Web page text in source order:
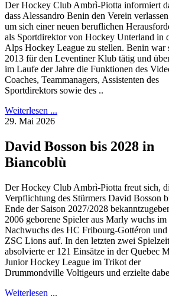
Der Hockey Club Ambrì-Piotta informiert
dass Alessandro Benin den Verein
um sich einer neuen beruflichen
als Sportdirektor von Hockey Unterland in
Alps Hockey League zu stellen. Benin war
2013 für den Leventiner Klub tätig und
im Laufe der Jahre die Funktionen des
Coaches, Teammanagers, Assistenten des
Sportdirektors sowie des ..
Weiterlesen ...
29. Mai 2026
David Bosson bis 2028 in
Biancoblù
Der Hockey Club Ambrì-Piotta freut sich,
Verpflichtung des Stürmers David Bosson
Ende der Saison 2027/2028
2006 geborene Spieler aus Marly wuchs im
Nachwuchs des HC Fribourg-Gottéron und
ZSC Lions auf. In den letzten zwei
absolvierte er 121 Einsätze in der Quebec
Junior Hockey League im Trikot der
Drummondville Voltigeurs und erzielte
Weiterlesen ...